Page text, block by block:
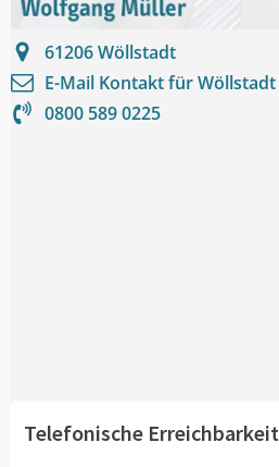
61206Wöllstadt
E-Mail Kontakt fürWöllstadt
0800 589 0225
Telefonische Erreichbarkeit